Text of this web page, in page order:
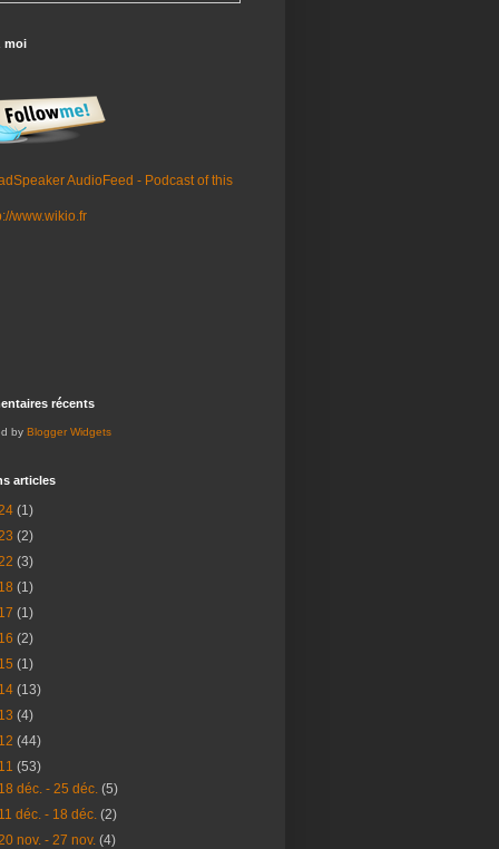
moi
récents
by Blogger Widgets
articles
(1)
(2)
(3)
(1)
(1)
(2)
(1)
(13)
(4)
(44)
(53)
déc. - 25 déc.(5)
déc. - 18 déc.(2)
nov. - 27 nov.(4)